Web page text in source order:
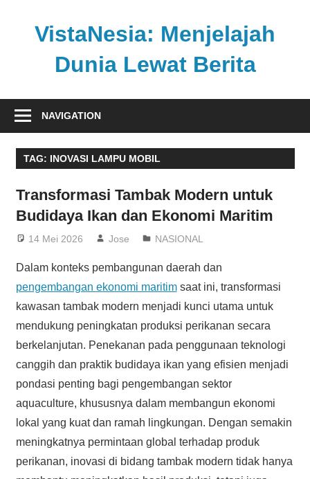
VistaNesia: Menjelajah
Dunia Lewat Berita
nasional
global
dalam
platform
informatif
NAVIGATION
TAG: INOVASI LAMPU MOBIL
Transformasi Tambak Modern untuk
Budidaya Ikan dan Ekonomi Maritim
14 Mei 2026 Jose NASIONAL
Dalam konteks pembangunan daerah dan
pengembangan ekonomi maritimsaat ini, transformasi
kawasan tambak modern menjadi kunci utama untuk
mendukung peningkatan produksi perikanan secara
berkelanjutan. Penekanan pada penggunaan teknologi
canggih dan praktik budidaya ikan yang efisien menjadi
pondasi penting bagi pengembangan sektor
aquaculture, khususnya dalam membangun ekonomi
lokal yang kuat dan ramah lingkungan. Dengan semakin
meningkatnya permintaan global terhadap produk
perikanan, inovasi di bidang tambak modern tidak hanya